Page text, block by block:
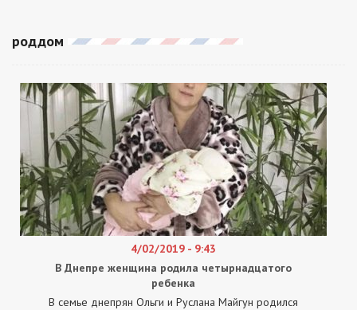
роддом
4/02/2019 - 9:43
В Днепре женщина родила четырнадцатого
ребенка
В семье днепрян Ольги и Руслана Майгун родился